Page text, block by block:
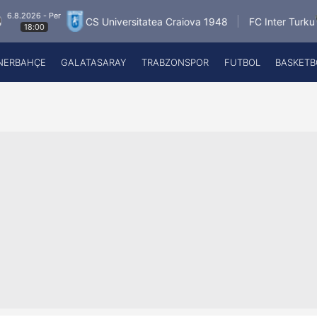
- Per
CS Universitatea Craiova 1948 FC Inter Turku
GALATASARAY TRABZONSPOR FUTBOL